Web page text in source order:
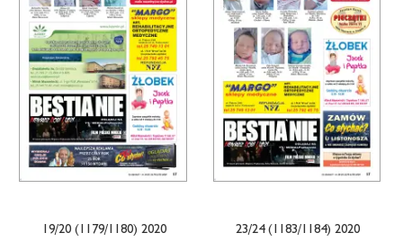
19/20 (1179/1180) 2020 23/24 (1183/1184) 2020